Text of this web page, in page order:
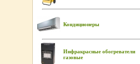
Кондиционеры
Инфракрасные обогреватели
газовые